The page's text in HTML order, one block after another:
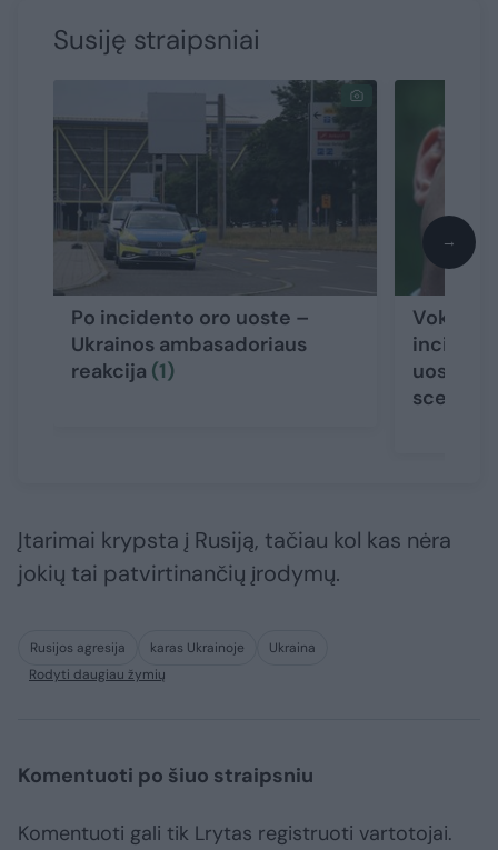
Susiję straipsniai
Po incidento oro uoste –
Ukrainos ambasadoriaus
reakcija (1)
uoste –
→
Įtarimai krypsta į Rusiją, tačiau kol kas nėra
jokių tai patvirtinančių įrodymų.
Rusijos agresija karas Ukrainoje
Ukraina
Rodyti daugiau žymių
Komentuoti po šiuo straipsniu
Komentuoti gali tik Lrytas registruoti vartotojai.